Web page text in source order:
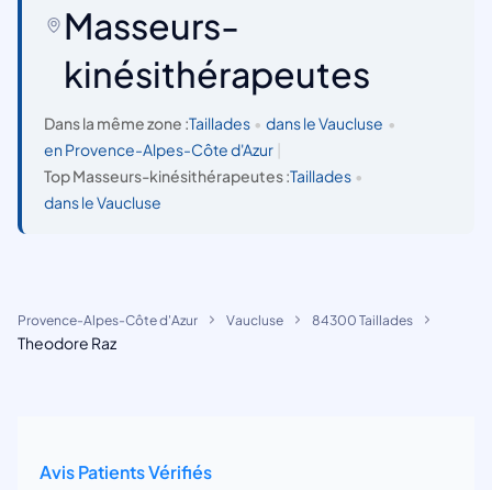
Masseurs-
kinésithérapeutes
Dans la même zone :Taillades • dans le Vaucluse •
en Provence-Alpes-Côte d'Azur
Top Masseurs-kinésithérapeutes :Taillades •
dans le Vaucluse
Provence-Alpes-Côte d'Azur Vaucluse 84300 Taillades
Theodore Raz
Avis Patients Vérifiés